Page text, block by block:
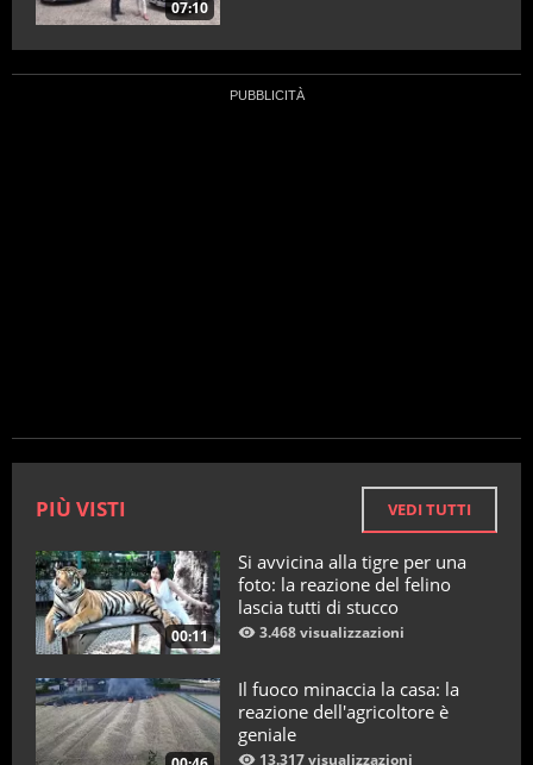
07:10
PIÙ VISTI VEDI TUTTI
00:11
Si avvicina alla tigre per una
foto: la reazione del felino
lascia tutti di stucco
3.468 visualizzazioni
Il fuoco minaccia la casa: la
reazione dell'agricoltore è
geniale
13.317 visualizzazioni